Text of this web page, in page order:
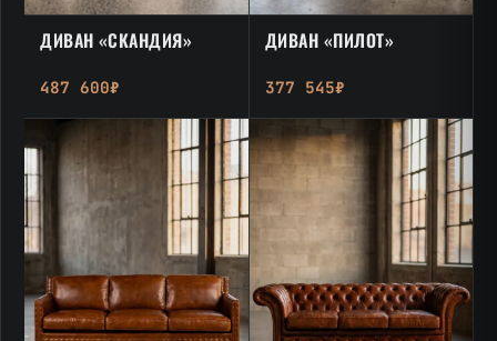
ДИВАН «СКАНДИЯ»
487 600₽
ДИВАН «ПИЛОТ»
377 545₽